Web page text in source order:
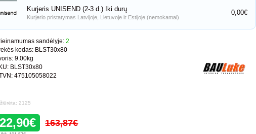
sandėlyje: 2
kodas: BLST30x80
9.00kg
BLST30x80
475105058022
2125
163,87€
Kurjeris UNISEND (2-3 d.) Iki durų
Kurjerio pristatymas Latvijoje, Lietuvoje ir Estijoje (nemokamai)
0,00€